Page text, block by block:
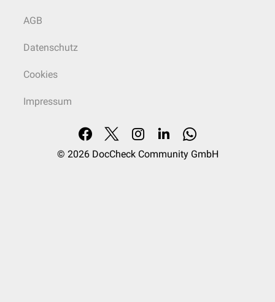
AGB
Datenschutz
Cookies
Impressum
© 2026 DocCheck Community GmbH